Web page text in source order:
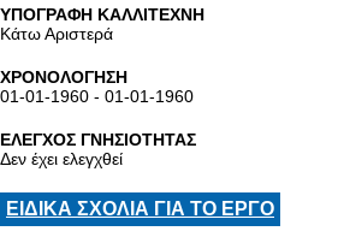
ΥΠΟΓΡΑΦΗ ΚΑΛΛΙΤΕΧΝΗ
Κάτω Αριστερά
ΧΡΟΝΟΛΟΓΗΣΗ
01-01-1960 - 01-01-1960
ΕΛΕΓΧΟΣ ΓΝΗΣΙΟΤΗΤΑΣ
Δεν έχει ελεγχθεί
ΕΙΔΙΚΑ ΣΧΟΛΙΑ ΓΙΑ ΤΟ ΕΡΓΟ